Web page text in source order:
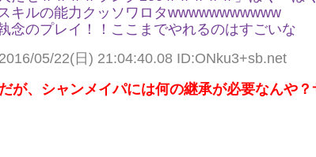
キルの能力クッソワロタwwwwwwwwwww
念のプレイ！！ここまでやれるのはすごいな
2016/05/22(日) 21:04:40.08 ID:ONku3+sb.net
が、シャンメイパには何の継承が必要なんや